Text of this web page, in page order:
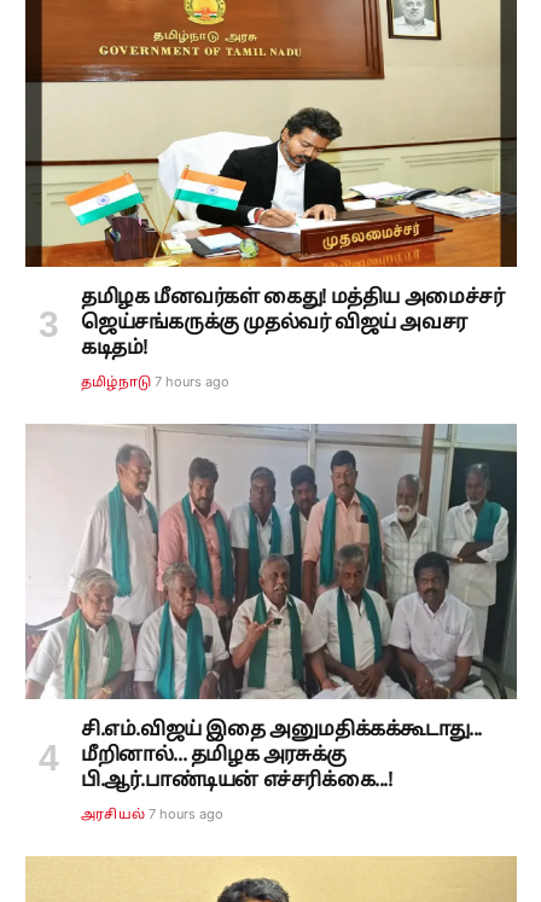
தமிழக மீனவர்கள் கைது! மத்திய அமைச்சர்
ஜெய்சங்கருக்கு முதல்வர் விஜய் அவசர
கடிதம்!
தமிழ்நாடு 7 hours ago
சி.எம்.விஜய் இதை அனுமதிக்கக்கூடாது...
மீறினால்... தமிழக அரசுக்கு
பி.ஆர்.பாண்டியன் எச்சரிக்கை...!
அரசியல் 7 hours ago